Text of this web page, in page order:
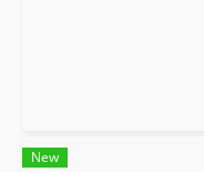
New